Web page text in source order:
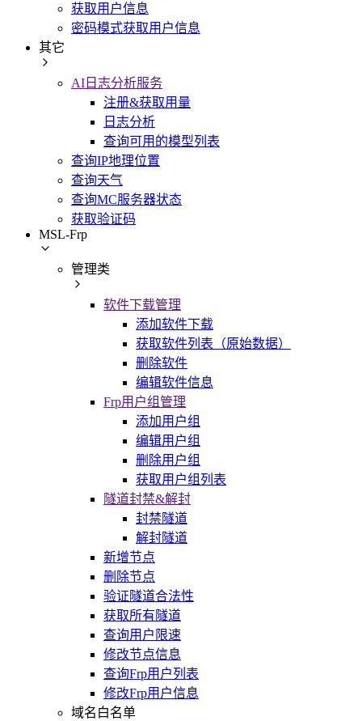
获取用户信息
密码模式获取用户信息
其它
AI日志分析服务
注册&获取用量
日志分析
查询可用的模型列表
查询IP地理位置
查询天气
查询MC服务器状态
获取验证码
MSL-Frp
管理类
软件下载管理
添加软件下载
获取软件列表（原始数据）
删除软件
编辑软件信息
Frp用户组管理
添加用户组
编辑用户组
删除用户组
获取用户组列表
隧道封禁&解封
封禁隧道
解封隧道
新增节点
删除节点
验证隧道合法性
获取所有隧道
查询用户限速
修改节点信息
查询Frp用户列表
修改Frp用户信息
域名白名单